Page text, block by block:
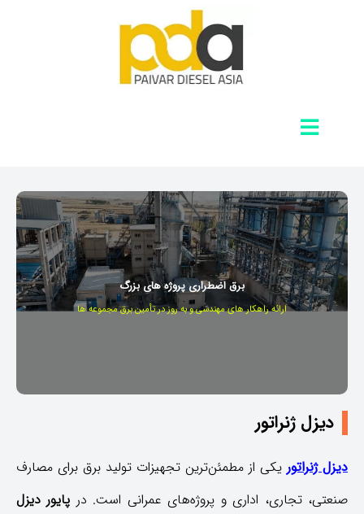
دیزل ژنراتور
دیزل ژنراتور یکی از مطمئن‌ترین تجهیزات تولید برق برای مصارف
صنعتی، تجاری، اداری و پروژه‌های عمرانی است. در پایور دیزل
برق اضطراری پروژه های بزرگ
ارائه راهکار های مهندسی و به روز در تأمین برق مجموعه ها